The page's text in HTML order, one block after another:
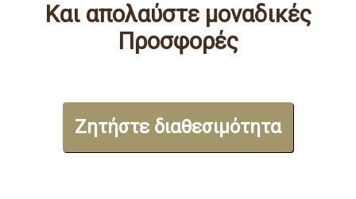
Και απολαύστε μοναδικές
Προσφορές
Ζητήστε διαθεσιμότητα